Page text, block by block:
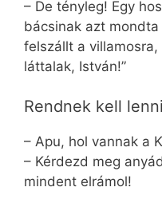
– De tényleg! Egy
bácsinak azt
felszállt a villamosra,
láttalak, István!”
Rendnek kell
– Apu, hol vannak a
– Kérdezd meg
mindent elrámol!